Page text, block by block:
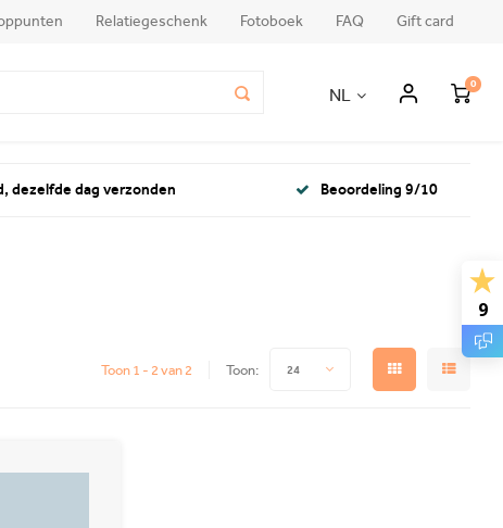
9
Relatiegeschenk Fotoboek FAQ Gift card
NL
0
dezelfde dag verzonden Beoordeling 9/10
Toon 1 - 2 van 2 Toon: 24